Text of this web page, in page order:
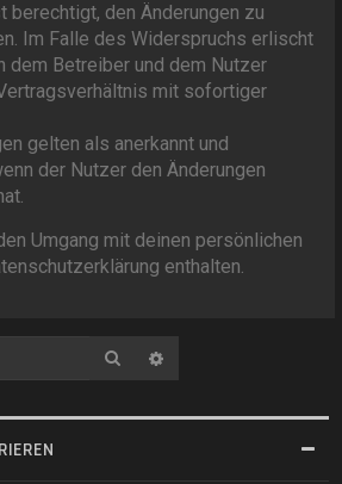
berechtigt, den Änderungen zu
Im Falle des Widerspruchs erlischt
dem Betreiber und dem Nutzer
mit sofortiger
gelten als anerkannt und
der Nutzer den Änderungen
Umgang mit deinen persönlichen
enthalten.
Suche